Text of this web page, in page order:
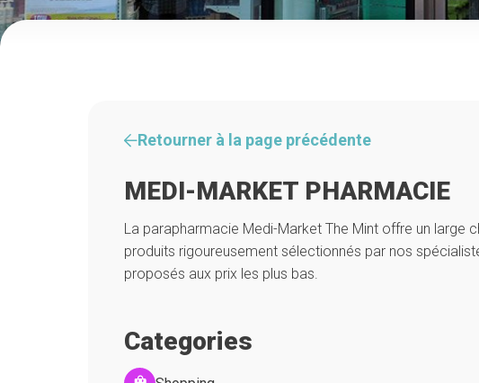
Retourner à la page précédente
MEDI-MARKET PHARMACIE
La parapharmacie Medi-Market The Mint offre un large
produits rigoureusement sélectionnés par nos
proposés aux prix les plus bas.
Categories